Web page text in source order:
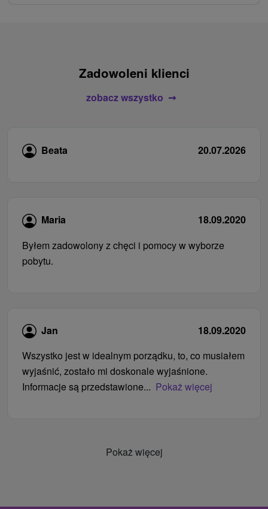
Zadowoleni klienci
zobacz wszystko
Beata 20.07.2026
Maria
18.09.2020
Byłem zadowolony z chęci i pomocy w wyborze
pobytu.
Jan
18.09.2020
Wszystko jest w idealnym porządku, to, co musiałem
wyjaśnić, zostało mi doskonale wyjaśnione.
Informacje są przedstawione... Pokaż więcej
Pokaż więcej